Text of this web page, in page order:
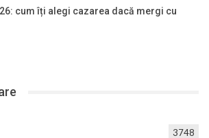
cum îți alegi cazarea dacă mergi cu
3748